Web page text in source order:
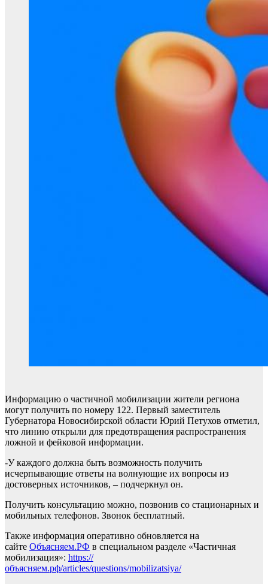
Информацию о частичной мобилизации жители региона
могут получить по номеру 122. Первый заместитель
Губернатора Новосибирской области Юрий Петухов отметил,
что линию открыли для предотвращения распространения
ложной и фейковой информации.
-У каждого должна быть возможность получить
исчерпывающие ответы на волнующие их вопросы из
достоверных источников, – подчеркнул он.
Получить консультацию можно, позвонив со стационарных и
мобильных телефонов. Звонок бесплатный.
Также информация оперативно обновляется на
сайте Объясняем.РФ в специальном разделе «Частичная
мобилизация»: https://
объясняем.рф/articles/questions/mobilizatsiya/